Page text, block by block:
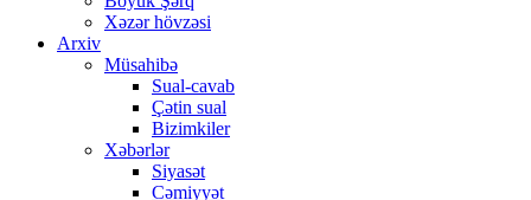
Xəzər hövzəsi
Arxiv
Müsahibə
Sual-cavab
Çətin sual
Bizimkiler
Xəbərlər
Siyasət
Cəmiyyət